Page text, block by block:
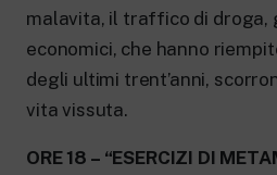
malavita, il traffico di droga,
economici, che hanno
degli ultimi trent’anni,
vita vissuta.
ORE 18 – “ESERCIZI DI